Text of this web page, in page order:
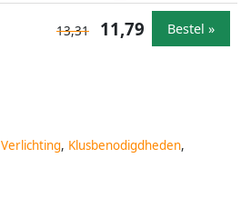
13,31 11,79 Bestel »
Verlichting, Klusbenodigdheden,